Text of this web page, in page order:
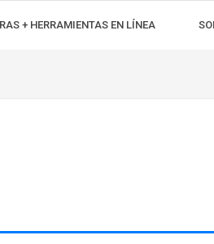
+ HERRAMIENTAS EN LÍNEA